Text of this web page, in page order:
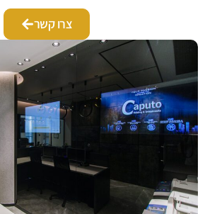
צרו קשר